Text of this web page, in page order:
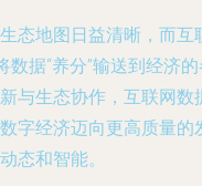
态地图日益清晰，而互
数据“养分”输送到经济
与生态协作，互联网数
字经济迈向更高质量的
态和智能。